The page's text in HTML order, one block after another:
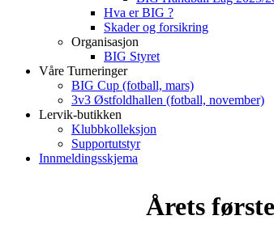
Hva er BIG ?
Skader og forsikring
Organisasjon
BIG Styret
Våre Turneringer
BIG Cup (fotball, mars)
3v3 Østfoldhallen (fotball, november)
Lervik-butikken
Klubbkolleksjon
Supportutstyr
Innmeldingsskjema
Årets